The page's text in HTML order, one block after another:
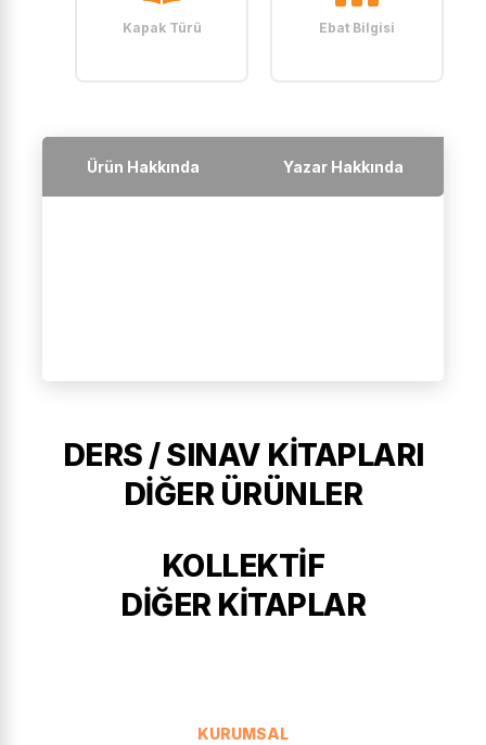
Kapak Türü Ebat Bilgisi
Ürün Hakkında Yazar Hakkında
DERS / SINAV KITAPLARI
DIĞER ÜRÜNLER
KOLLEKTİF
DIĞER KITAPLAR
KURUMSAL